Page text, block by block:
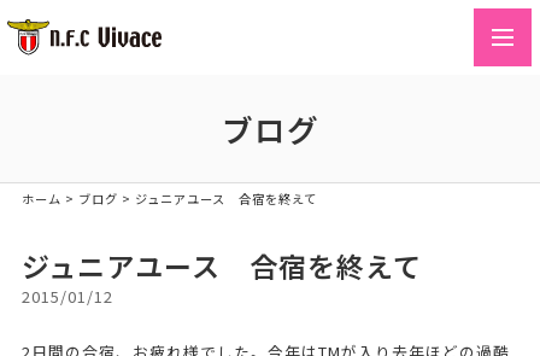
ブログ
ホーム > ブログ > ジュニアユース 合宿を終えて
ジュニアユース 合宿を終えて
2015/01/12